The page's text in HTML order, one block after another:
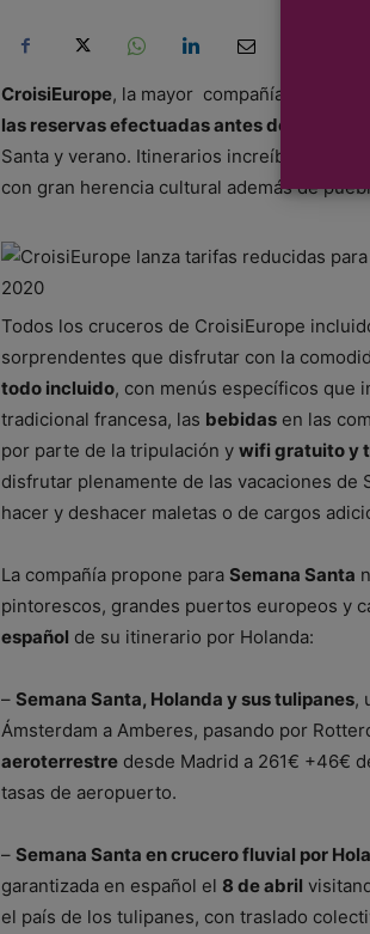
CroisiEurope, la mayor compañía de
las reservas efectuadas antes del 31 de
Santa y verano. Itinerarios increíbles por
con gran herencia cultural además de
Todos los cruceros de CroisiEurope
sorprendentes que disfrutar con la
todo incluido, con menús específicos que
tradicional francesa, las bebidas en las
por parte de la tripulación y wifi gratuito y
disfrutar plenamente de las vacaciones de
hacer y deshacer maletas o de cargos
La compañía propone para Semana Santa
pintorescos, grandes puertos europeos y
español de su itinerario por Holanda:
– Semana Santa, Holanda y sus tulipanes,
Ámsterdam a Amberes, pasando por
aeroterrestre desde Madrid a 261€ +46€
tasas de aeropuerto.
– Semana Santa en crucero fluvial por
garantizada en español el 8 de abril
el país de los tulipanes, con traslado